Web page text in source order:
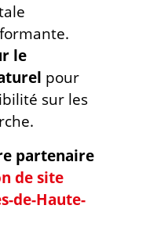
le
pour
sur les
partenaire
de site
de-Haute-